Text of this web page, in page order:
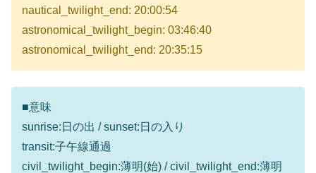
nautical_twilight_end: 20:00:54
astronomical_twilight_begin: 03:46:40
astronomical_twilight_end: 20:35:15
■意味
sunrise:日の出 / sunset:日の入り
transit:子午線通過
civil_twilight_begin:薄明(始) / civil_twilight_end:薄明